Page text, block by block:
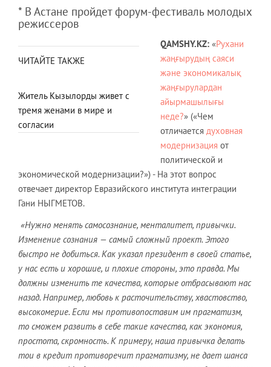
* В Астане пройдет форум-фестиваль молодых
режиссеров
ЧИТАЙТЕ ТАКЖЕ
Житель Кызылорды живет с
тремя женами в мире и
согласии
QAMSHY.KZ: «Рухани
жаңғырудың саяси
және экономикалық
жаңғырулардан
айырмашылығы
неде?» («Чем
отличается духовная
модернизация от
политической и
экономической модернизации?») - На этот вопрос
отвечает директор Евразийского института интеграции
Гани НЫГМЕТОВ.
«Нужно менять самосознание, менталитет, привычки.
Изменение сознания — самый сложный проект. Этого
быстро не добиться. Как указал президент в своей статье,
у нас есть и хорошие, и плохие стороны, это правда. Мы
должны изменить те качества, которые отбрасывают нас
назад. Например, любовь к расточительству, хвастовство,
высокомерие. Если мы противопоставим им прагматизм,
то сможем развить в себе такие качества, как экономия,
простота, скромность. К примеру, наша привычка делать
тои в кредит противоречит прагматизму, не дает шанса